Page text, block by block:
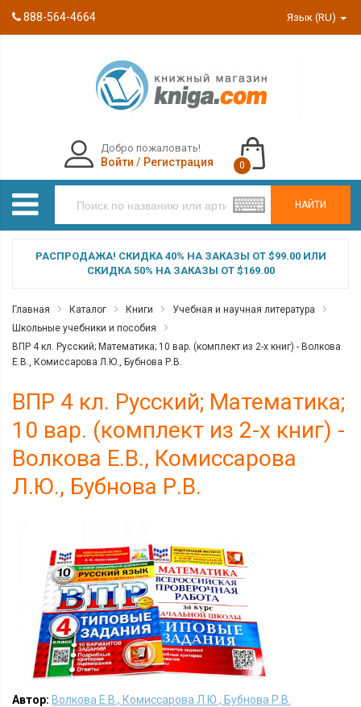
888-564-4664 Язык (RU)
НАЙТИ
Добро пожаловать!
Войти / Регистрация 0
РАСПРОДАЖА! СКИДКА 40% НА ЗАКАЗЫ ОТ $99.00 ИЛИ
СКИДКА 50% НА ЗАКАЗЫ ОТ $169.00
Главная Каталог Книги
Учебная и научная литература
Школьные учебники и пособия
ВПР 4 кл. Русский; Математика; 10 вар. (комплект из 2-х книг) - Волкова
Е.В., Комиссарова Л.Ю., Бубнова Р.В.
ВПР 4 кл. Русский; Математика;
10 вар. (комплект из 2-х книг) -
Волкова Е.В., Комиссарова
Л.Ю., Бубнова Р.В.
Автор: Волкова Е.В., Комиссарова Л.Ю., Бубнова Р.В.